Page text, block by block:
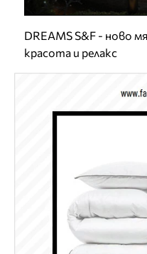
DREAMS S&F - ново
красота и релакс